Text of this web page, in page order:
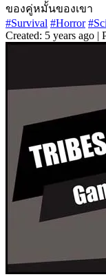
ของคู่หมั้นของเขา
#Survival #Horror
Created: 5 years ago |